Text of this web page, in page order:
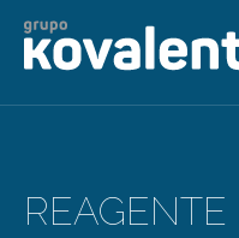
REAGENTE